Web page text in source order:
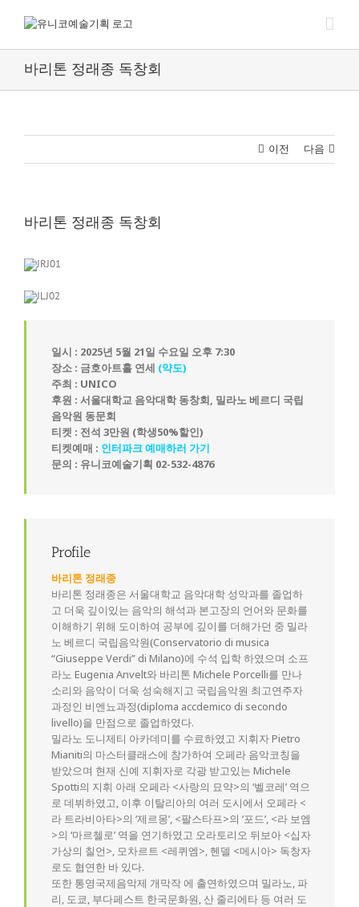
바리톤 정래종 독창회
이전 다음
바리톤 정래종 독창회
일시 : 2025년 5월 21일 수요일 오후 7:30
장소 : 금호아트홀 연세 (약도)
주최 : UNICO
후원 : 서울대학교 음악대학 동창회, 밀라노 베르디 국립
음악원 동문회
티켓 : 전석 3만원 (학생50%할인)
티켓예매 : 인터파크 예매하러 가기
문의 : 유니코예술기획 02-532-4876
Profile
바리톤 정래종
바리톤 정래종은 서울대학교 음악대학 성악과를 졸업하
고 더욱 깊이있는 음악의 해석과 본고장의 언어와 문화를
이해하기 위해 도이하여 공부에 깊이를 더해가던 중 밀라
노 베르디 국립음악원(Conservatorio di musica
“Giuseppe Verdi” di Milano)에 수석 입학 하였으며 소프
라노 Eugenia Anvelt와 바리톤 Michele Porcelli를 만나
소리와 음악이 더욱 성숙해지고 국립음악원 최고연주자
과정인 비엔뇨과정(diploma accdemico di secondo
livello)을 만점으로 졸업하였다.
밀라노 도니제티 아카데미를 수료하였고 지휘자 Pietro
Mianiti의 마스터클래스에 참가하여 오페라 음악코칭을
받았으며 현재 신예 지휘자로 각광 받고있는 Michele
Spotti의 지휘 아래 오페라 <사랑의 묘약>의 ‘벨코레’ 역으
로 데뷔하였고, 이후 이탈리아의 여러 도시에서 오페라 <
라 트라비아타>의 ‘제르몽’, <팔스타프>의 ‘포드’, <라 보엠
>의 ‘마르첼로’ 역을 연기하였고 오라토리오 뒤보아 <십자
가상의 칠언>, 모차르트 <레퀴엠>, 헨델 <메시아> 독창자
로도 협연한 바 있다.
또한 통영국제음악제 개막작 에 출연하였으며 밀라노, 파
리, 도쿄, 부다페스트 한국문화원, 산 줄리에타 등 여러 도